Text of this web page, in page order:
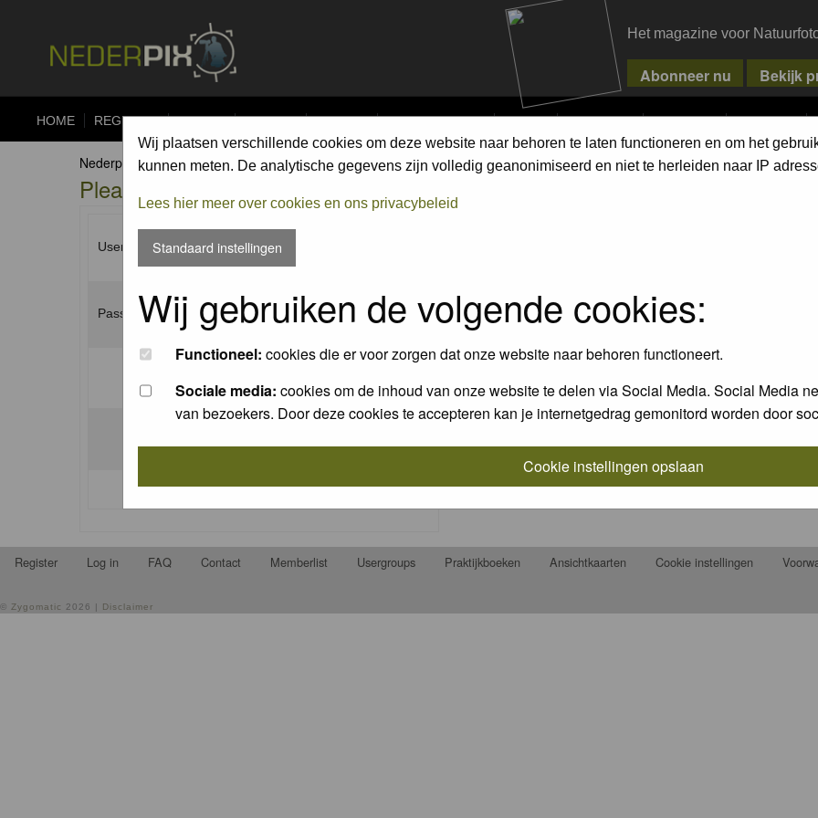
Het magazine voor
HOME REGISTER FORUM UPLOAD ALBUMS COMPETITIONS PIXPAS MAGAZINE WEBSHOP CONTACT
Wij plaatsen verschillende cookies om deze website naar behoren te laten functioneren en om het
kunnen meten. De analytische gegevens zijn volledig geanonimiseerd en niet te herleiden naar IP
Lees hier meer over cookies en ons privacybeleid
Standaard instellingen
Wij gebruiken de volgende cookies:
Functioneel: cookies die er voor zorgen dat onze website naar behoren functioneert.
Sociale media: cookies om de inhoud van onze website te delen via Social Media. Social Media
van bezoekers. Door deze cookies te accepteren kan je internetgedrag gemonitord worden door
Cookie instellingen opslaan
Nederpix.nl Forum Index
Please enter your username and password to log in.
Username:
Password:
I forgot my password
Register Log in FAQ Contact Memberlist Usergroups Praktijkboeken Ansichtkaarten Cookie instellingen
© Zygomatic 2026 | Disclaimer